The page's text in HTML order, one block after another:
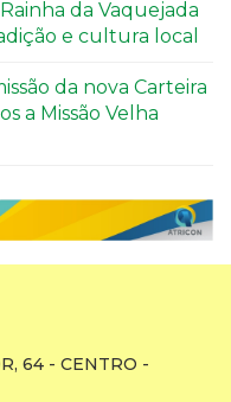
da Vaquejada
e cultura local
da nova Carteira
a Missão Velha
64 - CENTRO -